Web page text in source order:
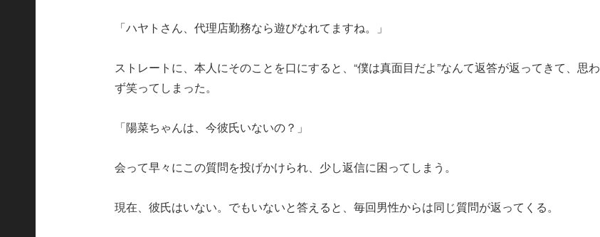
「ハヤトさん、代理店勤務なら遊びなれてますね。」
ストレートに、本人にそのことを口にすると、“僕は真面目だよ”なんて返答が返ってきて、思わ
ず笑ってしまった。
「陽菜ちゃんは、今彼氏いないの？」
会って早々にこの質問を投げかけられ、少し返信に困ってしまう。
現在、彼氏はいない。でもいないと答えると、毎回男性からは同じ質問が返ってくる。